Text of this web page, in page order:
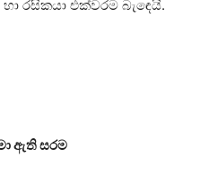
රසිකයා එක්වරම බැඳෙයි.
ඇති සරම